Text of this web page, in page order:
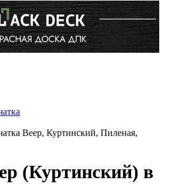
Веер, Куртинский, Пиленая,
(Куртинский) в